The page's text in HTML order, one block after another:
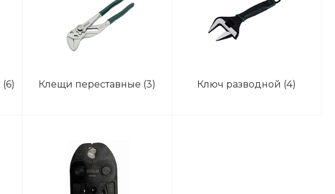
(6) Клещи переставные (3) Ключ разводной (4)